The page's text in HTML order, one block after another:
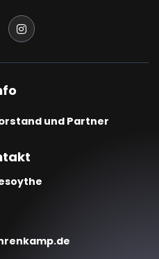
und Partner